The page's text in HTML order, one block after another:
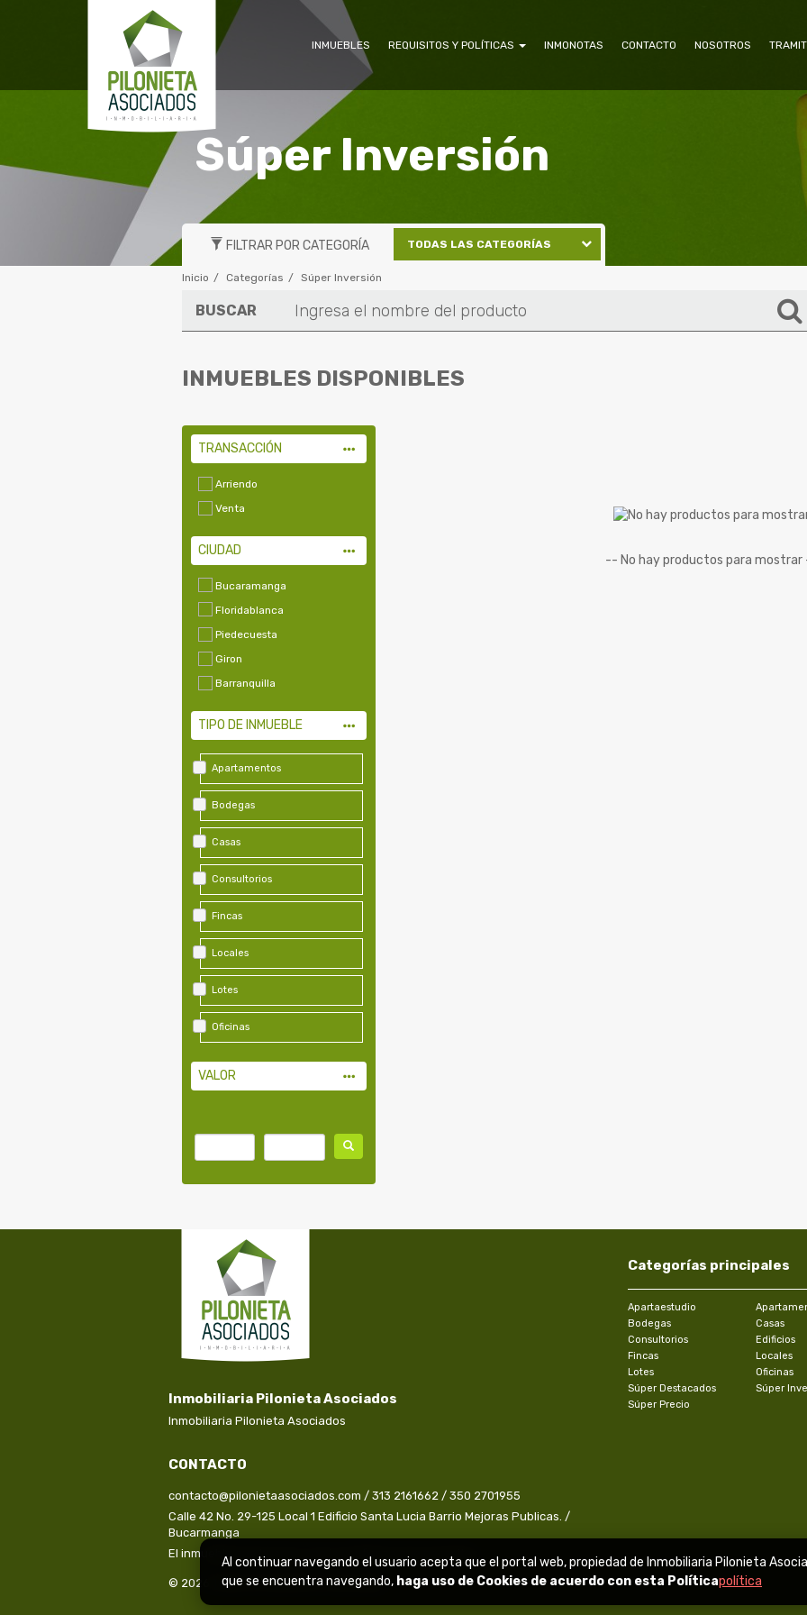
INMUEBLES REQUISITOS Y POLÍTICAS INMONOTAS CONTACTO NOSOTROS
Súper Inversión
FILTRAR POR CATEGORÍA TODAS LAS CATEGORÍAS
CONSULTORIOS
Inicio Categorías Súper Inversión
BUSCAR
INMUEBLES DISPONIBLES
TRANSACCIÓN
Arriendo
Venta
CIUDAD
Bucaramanga
Floridablanca
Piedecuesta
Giron
Barranquilla
TIPO DE INMUEBLE
Apartamentos
Bodegas
Casas
Consultorios
Fincas
Locales
Lotes
Oficinas
VALOR
-- No hay productos para
Inmobiliaria Pilonieta Asociados
Inmobiliaria Pilonieta Asociados
CONTACTO
contacto@pilonietaasociados.com / 313 2161662 / 350 2701955
Calle 42 No. 29-125 Local 1 Edificio Santa Lucia Barrio Mejoras Publicas. /
Bucarmanga
El inmueble que buscas, con la confianza que necesitas
© 2026 Todos los derechos reservados
Categorías principales
Apartaestudio
Bodegas
Casas
Consultorios
Edificios
Fincas
Locales
Lotes
Oficinas
Súper Destacados
Súper
Súper Precio
Al continuar navegando el usuario acepta que el portal web, propiedad de Inmobiliaria Pilonieta
que se encuentra navegando, haga uso de Cookies de acuerdo con esta Políticapolítica